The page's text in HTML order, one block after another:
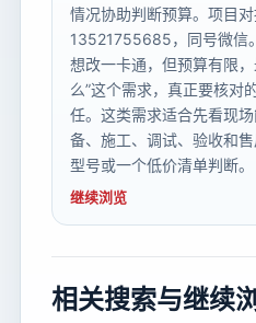
情况协助判断预算。项目对
13521755685，同号微信
想改一卡通，但预算有限
么”这个需求，真正要核对
任。这类需求适合先看现
备、施工、调试、验收和
型号或一个低价清单判断
继续浏览
相关搜索与继续